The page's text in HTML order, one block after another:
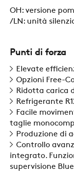
OH: versione
/LN: unità
Punti di forza
Elevate
Opzioni Free-
Ridotta carica
Refrigerante
Facile
taglie
Produzione di
Controllo
integrato.
supervisione